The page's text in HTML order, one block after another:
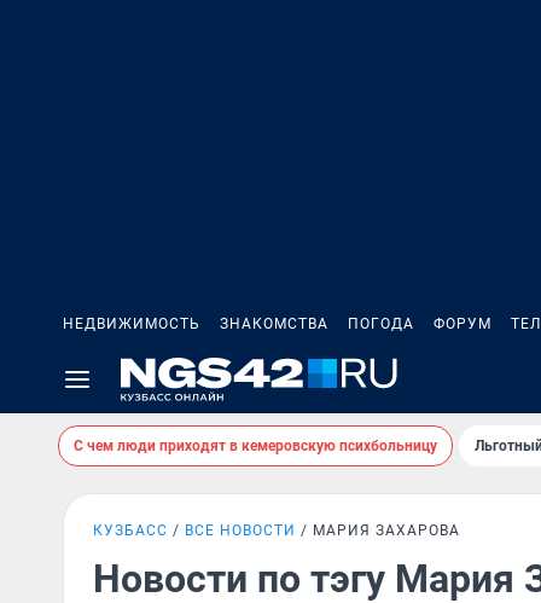
НЕДВИЖИМОСТЬ ЗНАКОМСТВА ПОГОДА ФОРУМ
С чем люди приходят в кемеровскую психбольницу
КУЗБАСС ВСЕ НОВОСТИ МАРИЯ ЗАХАРОВА
Новости по тэгу Мария